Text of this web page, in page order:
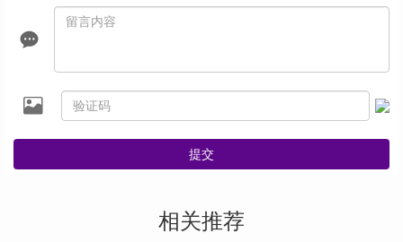
提交
相关推荐